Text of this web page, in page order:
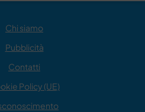
Chi siamo
Pubblicità
Contatti
Policy (UE)